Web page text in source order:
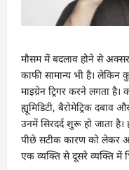
मौसम में बदलाव होने से
काफी सामान्य भी है।
माइग्रेन ट्रिगर करने लगता है।
ह्यूमिडिटी, बैरोमेट्रिक दबाव
उनमें सिरदर्द शुरू हो जाता है।
पीछे सटीक कारण को लेकर
एक व्यक्ति से दूसरे व्यक्ति में